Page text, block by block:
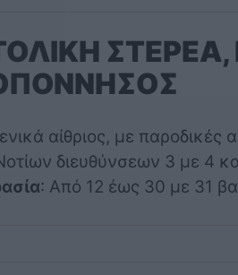
ΣΤΕΡΕΑ,
αίθριος, με παροδικές
διευθύνσεων 3 με 4
: Από 12 έως 30 με 31